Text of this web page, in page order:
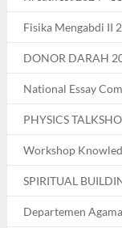
Fisika Mengabdi II
DONOR DARAH
National Essay
PHYSICS
Workshop
SPIRITUAL
Departemen Agama